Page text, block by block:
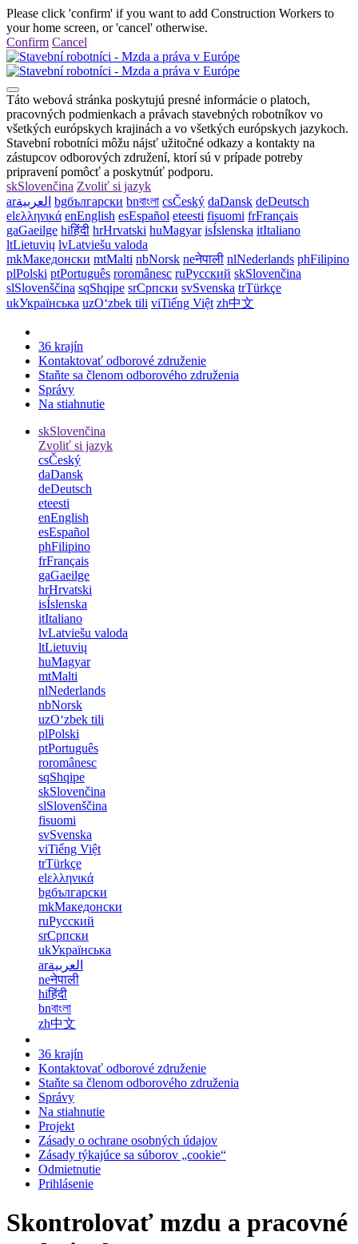
Please click 'confirm' if you want to add Construction Workers to
your home screen, or 'cancel' otherwise.
Confirm Cancel
Táto webová stránka poskytujú presné informácie o platoch,
pracovných podmienkach a právach stavebných robotníkov vo
všetkých európskych krajinách a vo všetkých európskych jazykoch.
Stavební robotníci môžu nájsť užitočné odkazy a kontakty na
zástupcov odborových združení, ktorí sú v prípade potreby
pripravení pomôcť a poskytnúť podporu.
skSlovenčina Zvoliť si jazyk
arالعربية bgбългарски bnবাংলা csČeský daDansk deDeutsch
elελληνικά enEnglish esEspañol eteesti fisuomi frFrançais
gaGaeilge hiहिंदी hrHrvatski huMagyar isÍslenska itItaliano
ltLietuvių lvLatviešu valoda
mkМакедонски mtMalti nbNorsk neनेपाली nlNederlands phFilipino
plPolski ptPortuguês roromânesc ruРусский skSlovenčina
slSlovenščina sqShqipe srСрпски svSvenska trTürkçe
ukУкраїнська uzOʻzbek tili viTiếng Việt zh中文
36 krajín
Kontaktovať odborové združenie
Staňte sa členom odborového združenia
Správy
Na stiahnutie
skSlovenčina
Zvoliť si jazyk
csČeský
daDansk
deDeutsch
eteesti
enEnglish
esEspañol
phFilipino
frFrançais
gaGaeilge
hrHrvatski
isÍslenska
itItaliano
lvLatviešu valoda
ltLietuvių
huMagyar
mtMalti
nlNederlands
nbNorsk
uzOʻzbek tili
plPolski
ptPortuguês
roromânesc
sqShqipe
skSlovenčina
slSlovenščina
fisuomi
svSvenska
viTiếng Việt
trTürkçe
elελληνικά
bgбългарски
mkМакедонски
ruРусский
srСрпски
ukУкраїнська
arالعربية
neनेपाली
hiहिंदी
bnবাংলা
zh中文
36 krajín
Kontaktovať odborové združenie
Staňte sa členom odborového združenia
Správy
Na stiahnutie
Projekt
Zásady o ochrane osobných údajov
Zásady týkajúce sa súborov „cookie“
Odmietnutie
Prihlásenie
Skontrolovať mzdu a pracovné